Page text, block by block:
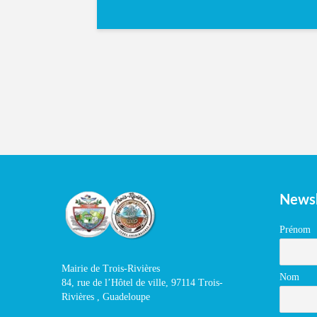
Mairie de Trois-Rivières
84, rue de l’Hôtel de ville, 97114 Trois-
Rivières , Guadeloupe
Prénom
Nom